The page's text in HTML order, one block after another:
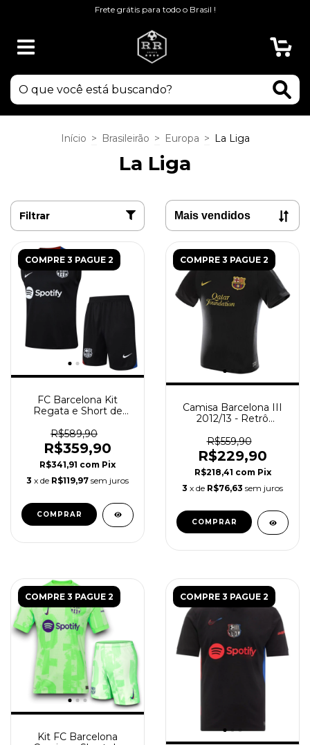
Frete grátis para todo o Brasil !
Início > Brasileirão > Europa > La Liga
La Liga
Filtrar
COMPRE 3 PAGUE 2
FC Barcelona Kit
Regata e Short de
Masculina - Preto
R$589,90
R$359,90
R$341,91 com Pix
3 x de R$119,97 sem juros
COMPRAR
COMPRE 3 PAGUE 2
Camisa Barcelona III
2012/13 - Retrô
R$559,90
R$229,90
R$218,41 com Pix
3 x de R$76,63 sem juros
COMPRAR
COMPRE 3 PAGUE 2
Kit FC Barcelona
COMPRE 3 PAGUE 2